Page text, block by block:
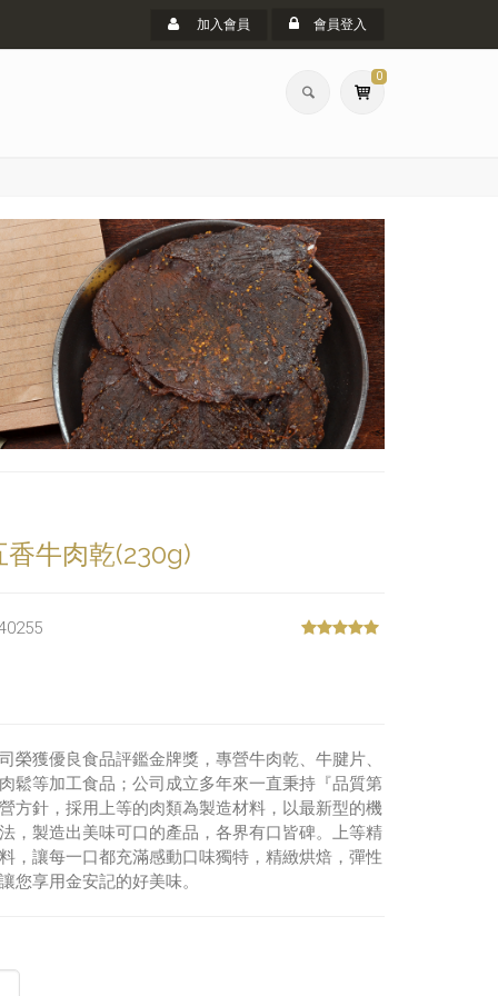
加入會員 會員登入
0
牛肉乾(230g)
榮獲優良食品評鑑金牌獎，專營牛肉乾、牛腱片、
鬆等加工食品；公司成立多年來一直秉持『品質第
方針，採用上等的肉類為製造材料， 以最新型的機
，製造出美味可口的產品，各界有口皆碑。上等精
，讓每一口都充滿感動口味獨特，精緻烘焙，彈性
您享用金安記的好美味。